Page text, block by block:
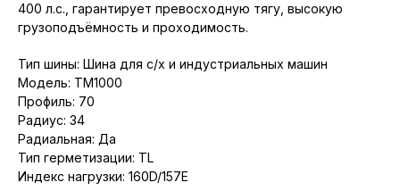
400 л.с., гарантирует превосходную тягу, высокую
грузоподъёмность и проходимость.
Тип шины: Шина для с/х и индустриальных машин
Модель: TM1000
Профиль: 70
Радиус: 34
Радиальная: Да
Тип герметизации: TL
Индекс нагрузки: 160D/157E
Контакты
Полезно знать
Оплата и доставка
Обмен и возврат
Пользовательское соглашение
Республика Мордовия, с. Лямбирь,
ул. Октябрьская, д. 107А
Сб-Вс: с 8:30 до 16:00
+7 (937) 510-11-04
+7 (927) 979-00-19